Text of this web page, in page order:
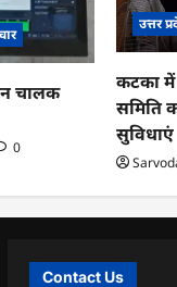
चालक
0
उत्तर
कटका में
समिति
सुविधाएं
Contact Us